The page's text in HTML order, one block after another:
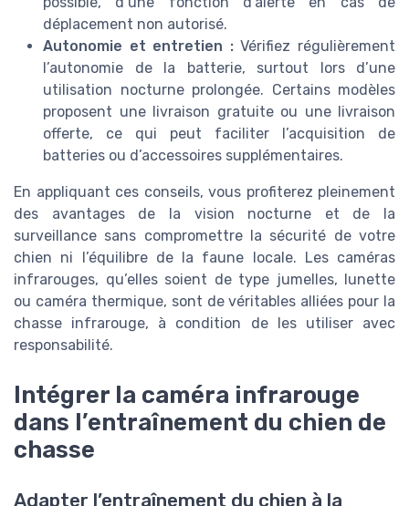
déplacement non autorisé.
Autonomie et entretien :Vérifiez régulièrement
l’autonomie de la batterie, surtout lors d’une
utilisation nocturne prolongée. Certains modèles
proposent une livraison gratuite ou une livraison
offerte, ce qui peut faciliter l’acquisition de
batteries ou d’accessoires supplémentaires.
En appliquant ces conseils, vous profiterez pleinement
des avantages de la vision nocturne et de la
surveillance sans compromettre la sécurité de votre
chien ni l’équilibre de la faune locale. Les caméras
infrarouges, qu’elles soient de type jumelles, lunette
ou caméra thermique, sont de véritables alliées pour la
chasse infrarouge, à condition de les utiliser avec
responsabilité.
Intégrer la caméra infrarouge
dans l’entraînement du chien de
chasse
Adapter l’entraînement du chien à la